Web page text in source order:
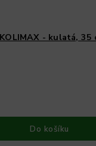
- kulatá, 35
Do košíku